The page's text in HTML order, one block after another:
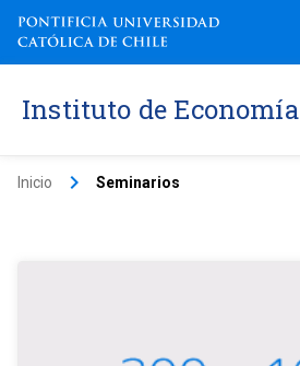
Instituto de Economía
Inicio keyboard_arrow_right Seminarios